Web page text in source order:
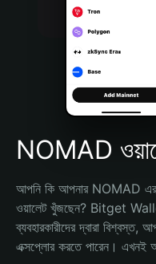
Português (Brasil)
Español (Argentina)
NOMAD
আপনি কি আপনার NOMAD এর
ওয়ালেট খুঁজছেন? Bitget
ব্যবহারকারীদের দ্বারা
এক্সপ্লোর করতে পারেন। এখনই